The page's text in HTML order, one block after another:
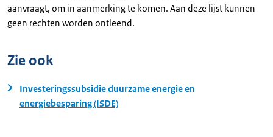
aanvraagt, om in aanmerking te komen. Aan deze lijst kunnen
geen rechten worden ontleend.
Zie ook
Investeringssubsidie duurzame energie en
energiebesparing (ISDE)